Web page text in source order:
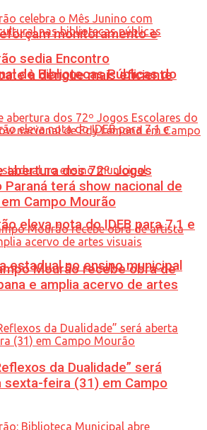
monitoramento e
à dengue mais eficiente
eleva nota do IDEB para 7,1 e
estadual no ensino municipal
sedia Encontro
de Bibliotecas Públicas do
abertura dos 72º Jogos
Paraná terá show nacional de
Campo Mourão
Mourão recebe obra de
e amplia acervo de artes
da Dualidade” será
sexta-feira (31) em Campo